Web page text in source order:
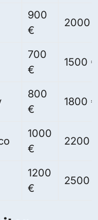
900
€
2000
700
€
1500 €
800
€
1800 €
1000
€
2200
1200
€
2500